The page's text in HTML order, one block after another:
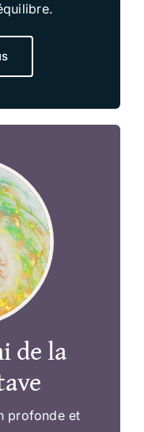
de la
profonde et